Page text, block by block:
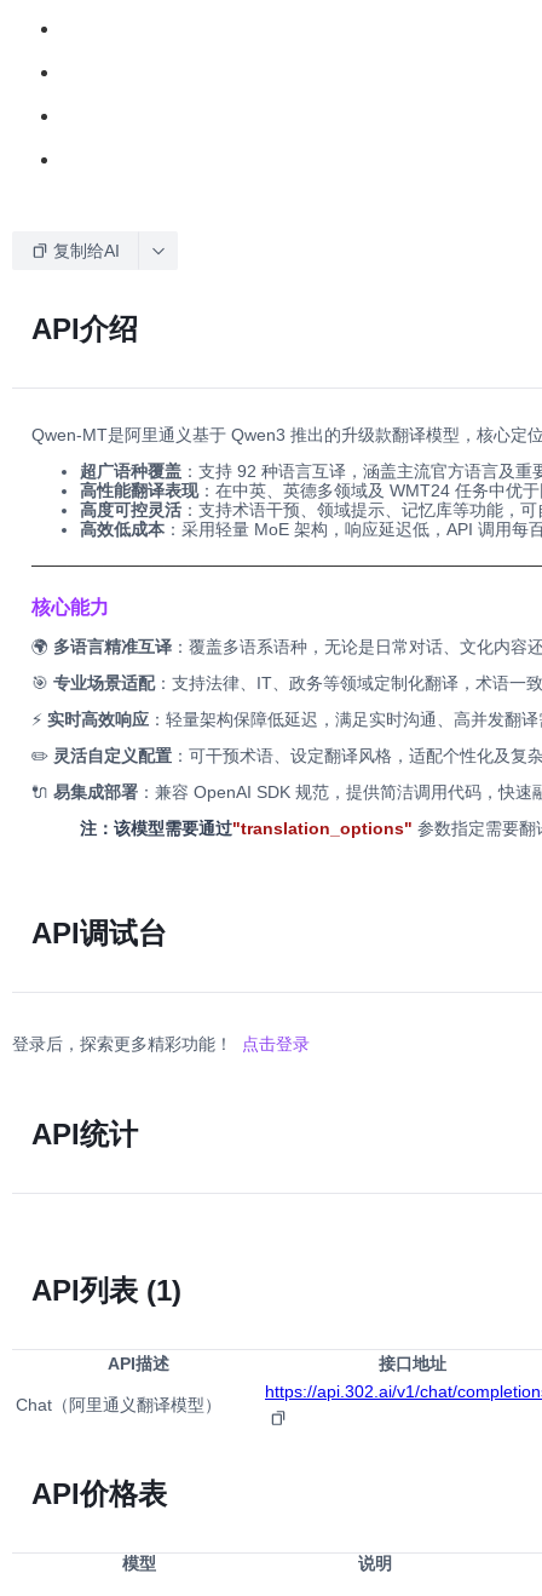
复制给AI
API介绍
Qwen-MT是阿里通义基于 Qwen3 推出的升级款翻译模型，核心定
超广语种覆盖 ：支持 92 种语言互译，涵盖主流官方语言及
高性能翻译表现：在中英、英德多领域及 WMT24 任务中优
高度可控灵活 ：支持术语干预、领域提示、记忆库等功能，
高效低成本 ：采用轻量 MoE 架构，响应延迟低，API 调用
核心能力
🌍 多语言精准互译 ：覆盖多语系语种，无论是日常对话、文化内容
🎯 专业场景适配：支持法律、IT、政务等领域定制化翻译，术语一
⚡ 实时高效响应 ：轻量架构保障低延迟，满足实时沟通、高并发翻
✏️ 灵活自定义配置 ：可干预术语、设定翻译风格，适配个性化及复
🔌 易集成部署 ：兼容 OpenAI SDK 规范，提供简洁调用代码，快速
注：该模型需要通过"translation_options" 参数指定需要翻
API调试台
登录后，探索更多精彩功能！ 点击登录
API统计
API列表 (1)
API描述 接口地址
Chat（阿里通义翻译模型）
https://api.302.ai/v1/chat/
API价格表
模型 说明